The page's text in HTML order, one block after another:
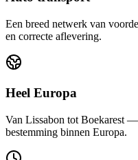
Een breed netwerk van
en correcte aflevering.
Heel Europa
Van Lissabon tot Boekarest
bestemming binnen Europa.